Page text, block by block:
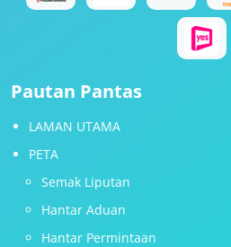
Pautan Pantas
LAMAN UTAMA
PETA
Semak Liputan
Hantar Aduan
Hantar Permintaan